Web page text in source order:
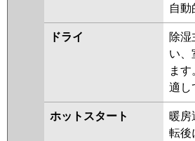
パナソニック PA-P80L7GNB
PA-
PA-
PA-
P80L6GN1
P80L6G PA-
自動
ドライ
除
い、
ま
適し
ホットスタート
暖房
転後